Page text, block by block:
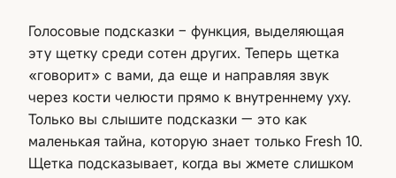
Голосовые подсказки – функция, выделяющая
эту щетку среди сотен других. Теперь щетка
«говорит» с вами, да еще и направляя звук
через кости челюсти прямо к внутреннему уху.
Только вы слышите подсказки — это как
маленькая тайна, которую знает только Fresh 10.
Щетка подсказывает, когда вы жмете слишком